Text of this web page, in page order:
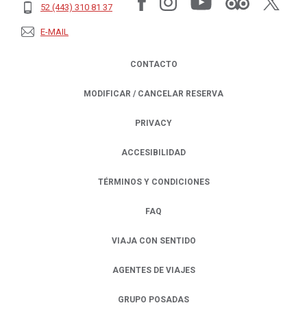
52 (443) 310 81 37
E-MAIL
CONTACTO
MODIFICAR / CANCELAR RESERVA
PRIVACY
OPENS IN A NEW TAB.
ACCESIBILIDAD
TÉRMINOS Y CONDICIONES
FAQ
VIAJA CON SENTIDO
AGENTES DE VIAJES
GRUPO POSADAS